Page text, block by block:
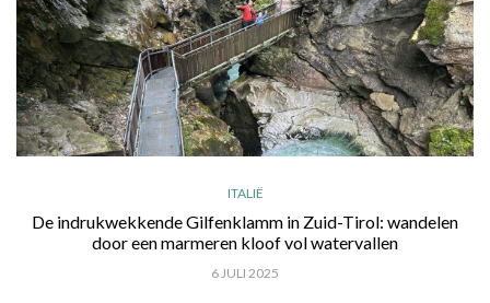
ITALIË
De indrukwekkende Gilfenklamm in Zuid-Tirol: wandelen
door een marmeren kloof vol watervallen
6 JULI 2025